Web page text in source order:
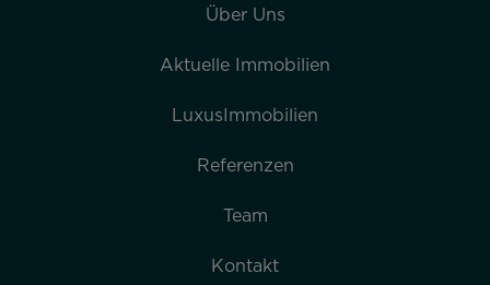
Über Uns
Aktuelle Immobilien
LuxusImmobilien
Referenzen
Team
Kontakt